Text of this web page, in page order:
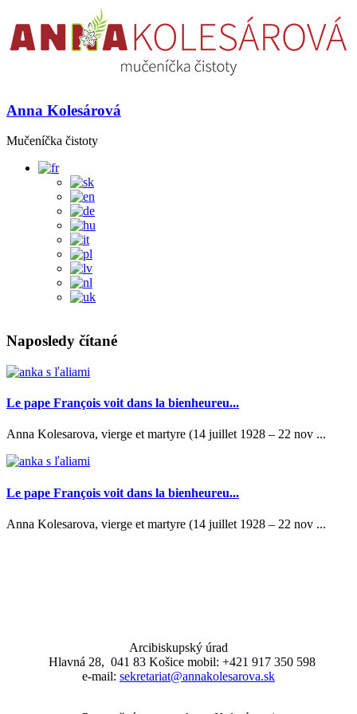
Anna Kolesárová
Mučeníčka čistoty
Naposledy čítané
Le pape François voit dans la bienheureu...
Anna Kolesarova, vierge et martyre (14 juillet 1928 – 22 nov ...
Le pape François voit dans la bienheureu...
Anna Kolesarova, vierge et martyre (14 juillet 1928 – 22 nov ...
Arcibiskupský úrad
Hlavná 28, 041 83 Košice mobil: +421 917 350 598
e-mail: sekretariat@annakolesarova.sk